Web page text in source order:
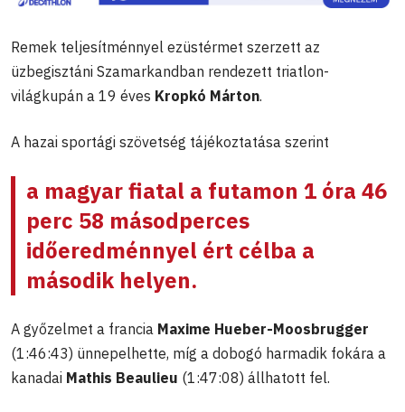
Remek teljesítménnyel ezüstérmet szerzett az
üzbegisztáni Szamarkandban rendezett triatlon-
világkupán a 19 éves Kropkó Márton.
A hazai sportági szövetség tájékoztatása szerint
a magyar fiatal a futamon 1 óra 46
perc 58 másodperces
időeredménnyel ért célba a
második helyen.
A győzelmet a francia Maxime Hueber-Moosbrugger
(1:46:43) ünnepelhette, míg a dobogó harmadik fokára a
kanadai Mathis Beaulieu (1:47:08) állhatott fel.